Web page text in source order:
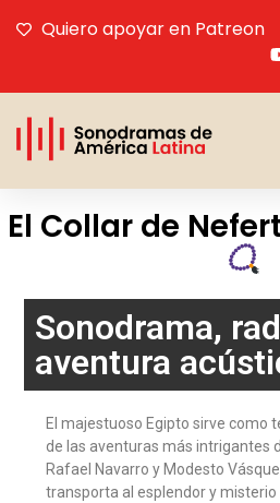
Quiero apoyar en Patreon
El Collar de
Sonodrama,
aventura
El majestuoso Egipto sirve como
de las aventuras más intrigantes
Rafael Navarro y Modesto
transporta al esplendor y misterio